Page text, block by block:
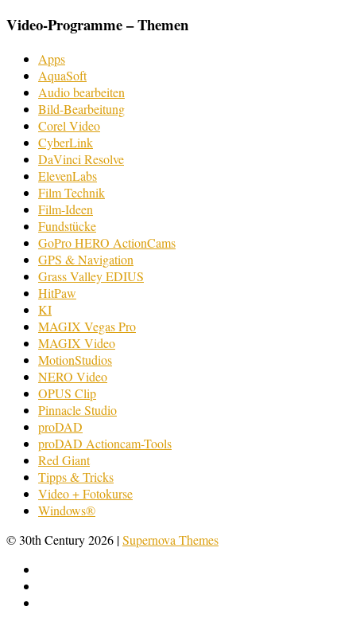
Video-Programme – Themen
Apps
AquaSoft
Audio bearbeiten
Bild-Bearbeitung
Corel Video
CyberLink
DaVinci Resolve
ElevenLabs
Film Technik
Film-Ideen
Fundstücke
GoPro HERO ActionCams
GPS & Navigation
Grass Valley EDIUS
HitPaw
KI
MAGIX Vegas Pro
MAGIX Video
MotionStudios
NERO Video
OPUS Clip
Pinnacle Studio
proDAD
proDAD Actioncam-Tools
Red Giant
Tipps & Tricks
Video + Fotokurse
Windows®
© 30th Century 2026 |Supernova Themes